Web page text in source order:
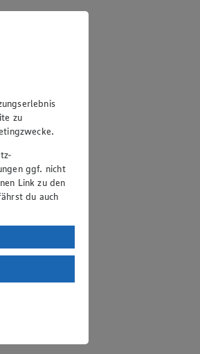
zu
ggf. nicht
Link zu den
du auch
lit. a) DSGVO
Land mit
Es besteht das